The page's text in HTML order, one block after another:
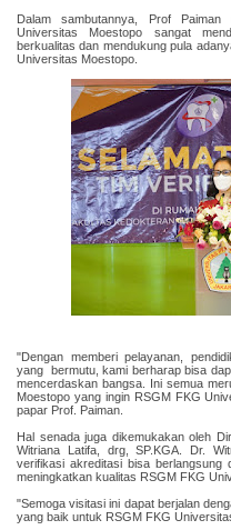
Dalam sambutannya, Prof
Universitas Moestopo sangat
berkualitas dan mendukung pula
Universitas Moestopo.
"Dengan memberi pelayanan,
yang bermutu, kami berharap bisa
mencerdaskan bangsa. Ini semua
Moestopo yang ingin RSGM FKG
papar Prof. Paiman.
Hal senada juga dikemukakan oleh
Witriana Latifa, drg, SP.KGA. Dr.
verifikasi akreditasi bisa berlangsung
meningkatkan kualitas RSGM FKG
"Semoga visitasi ini dapat berjalan
yang baik untuk RSGM FKG